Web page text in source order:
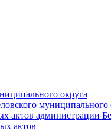
округа
муниципального
актов администрации
актов